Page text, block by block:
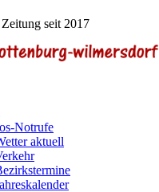
seit 2017
Notrufe
aktuell